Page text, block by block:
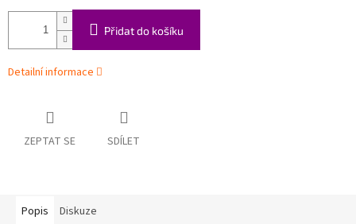
Přidat do košíku
Detailní informace
ZEPTAT SE SDÍLET
Popis Diskuze